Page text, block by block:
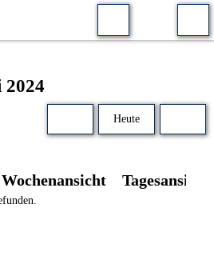
2024
Heute
Wochenansicht Tagesansicht